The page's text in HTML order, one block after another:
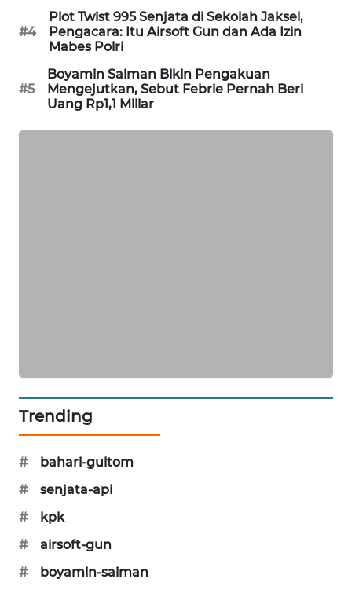
#4
Plot Twist 995 Senjata di Sekolah Jaksel,
Pengacara: Itu Airsoft Gun dan Ada Izin
Mabes Polri
#5
Boyamin Saiman Bikin Pengakuan
Mengejutkan, Sebut Febrie Pernah Beri
Uang Rp1,1 Miliar
Trending
#
bahari-gultom
#
senjata-api
#
kpk
#
airsoft-gun
#
boyamin-saiman
ALPERKLINAS
FORJASIDA
TAMBANG
NEWS
METRO
MEDAN
METRO
JAKARTA
NEWS
KRT
NEWS